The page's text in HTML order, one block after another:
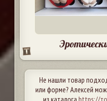
Не нашли товар
или форме? Алексей
из каталога https://